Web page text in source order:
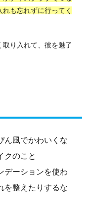
も忘れずに行ってく
取り入れて、彼を魅了
ん風でかわいくな
クのこと
デーションを使わ
を整えたりするな